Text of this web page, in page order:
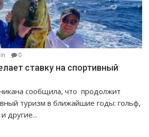
0
ставку на спортивный
сообщила, что продолжит
туризм в ближайшие годы: гольф,
другие...